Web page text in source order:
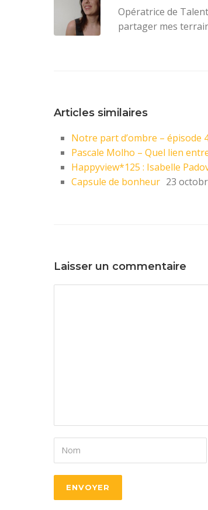
Opératrice de
partager mes
Articles similaires
Notre part d’ombre – épisode
Pascale Molho – Quel lien
Happyview*125 : Isabelle
Capsule de bonheur 23
Laisser un commentaire